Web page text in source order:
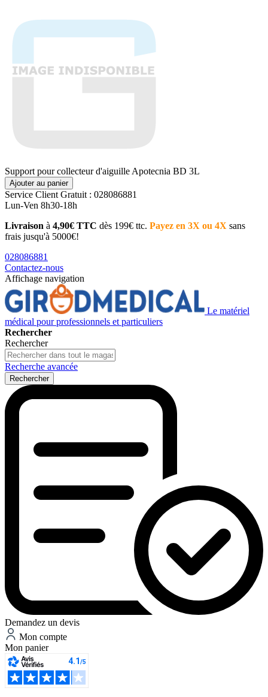
Support pour collecteur d'aiguille Apotecnia BD 3L
Ajouter au panier
Service Client Gratuit : 028086881
Lun-Ven 8h30-18h
Livraison à 4,90€ TTC dès 199€ ttc. Payez en 3X ou 4X sans
frais jusqu'à 5000€!
028086881
Contactez-nous
Affichage navigation
Le matériel
médical pour professionnels et particuliers
Rechercher
Rechercher
Recherche avancée
Rechercher
Demandez un devis
Mon compte
Mon panier